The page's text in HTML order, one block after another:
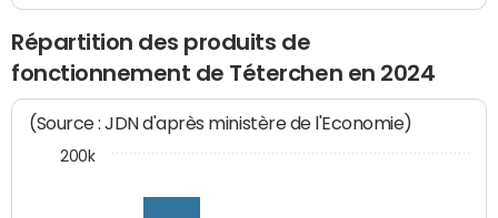
Répartition des produits de
fonctionnement de Téterchen en 2024
(Source : JDN d'après ministère de l'Economie)
200k